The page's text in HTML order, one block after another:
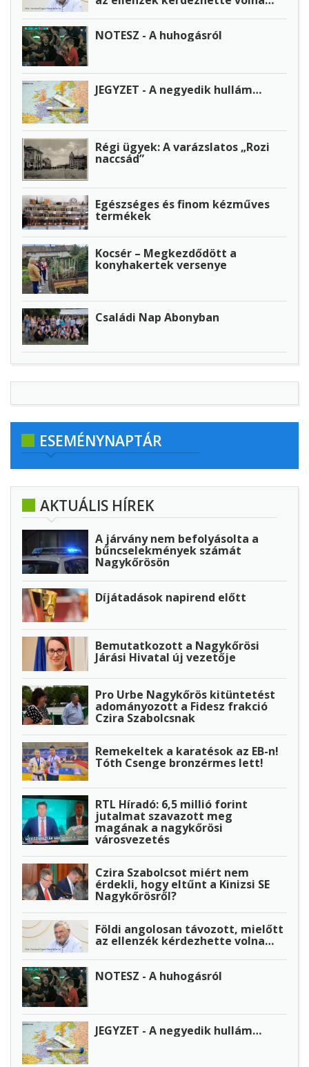
NOTESZ - A huhogásról
JEGYZET - A negyedik hullám…
Régi ügyek: A varázslatos „Rozi
naccsád”
Egészséges és finom kézműves
termékek
Kocsér – Megkezdődött a
konyhakertek versenye
Családi Nap Abonyban
ESEMÉNYNAPTÁR
AKTUÁLIS HÍREK
A járvány nem befolyásolta a
bűncselekmények számát
Nagykőrösön
Díjátadások napirend előtt
Bemutatkozott a Nagykőrösi
Járási Hivatal új vezetője
Pro Urbe Nagykőrös kitüntetést
adományozott a Fidesz frakció
Czira Szabolcsnak
Remekeltek a karatésok az EB-n!
Tóth Csenge bronzérmes lett!
RTL Híradó: 6,5 millió forint
jutalmat szavazott meg
magának a nagykőrösi
városvezetés
Czira Szabolcsot miért nem
érdekli, hogy eltűnt a Kinizsi SE
Nagykőrösről?
Földi angolosan távozott, mielőtt
az ellenzék kérdezhette volna…
NOTESZ - A huhogásról
JEGYZET - A negyedik hullám…